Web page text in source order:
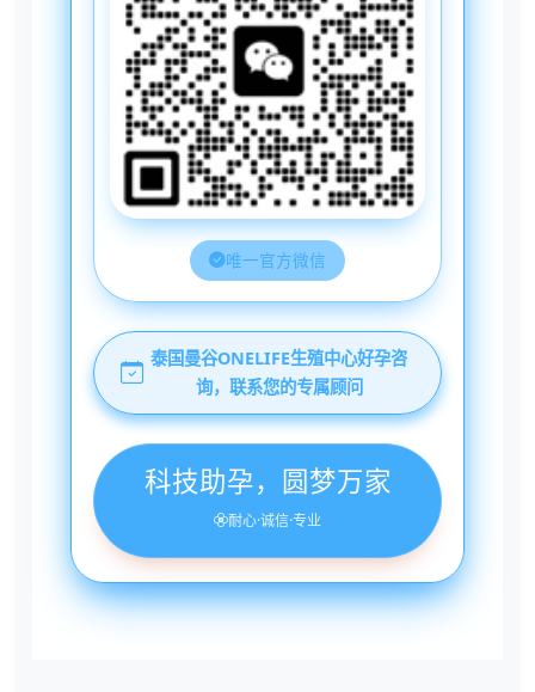
唯一官方微信
泰国曼谷ONELIFE生殖中心好孕咨
询，联系您的专属顾问
科技助孕，圆梦万家
耐心·诚信·专业